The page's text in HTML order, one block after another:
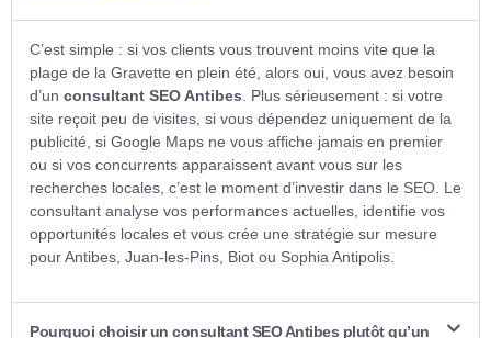
C’est simple : si vos clients vous trouvent moins vite que la
plage de la Gravette en plein été, alors oui, vous avez besoin
d’un consultant SEO Antibes . Plus sérieusement : si votre
site reçoit peu de visites, si vous dépendez uniquement de la
publicité, si Google Maps ne vous affiche jamais en premier
ou si vos concurrents apparaissent avant vous sur les
recherches locales, c’est le moment d’investir dans le SEO. Le
consultant analyse vos performances actuelles, identifie vos
opportunités locales et vous crée une stratégie sur mesure
pour Antibes, Juan-les-Pins, Biot ou Sophia Antipolis.
Pourquoi choisir un consultant SEO Antibes plutôt qu’un